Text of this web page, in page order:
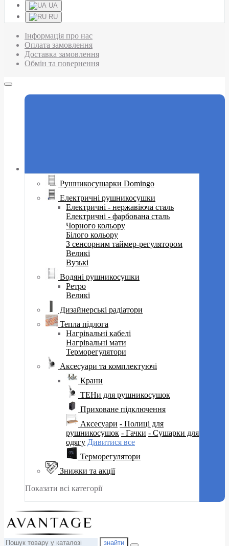
UA
RU
Інформація про нас
Оплата замовлення
Доставка замовлення
Обмін та повернення
Рушникосушарки Domingo
Електричні рушникосушки
Електричні - нержавіюча сталь
Електричні - фарбована сталь
Чорного кольору
Білого кольору
З сенсорним таймер-регулятором
Великі
Вузькі
Водяні рушникосушки
Ретро
Великі
Дизайнерські радіатори
Тепла підлога
Нагрівальні кабелі
Нагрівальні мати
Терморегулятори
Аксесуари та комплектуючі
Крани
ТЕНи для рушникосушок
Приховане підключення
Аксесуари - Полиці для
рушникосушок - Гачки - Сушарки для
одягу Дивитися все
Терморегулятори
Знижки та акції
Показати всі категорії
знайти